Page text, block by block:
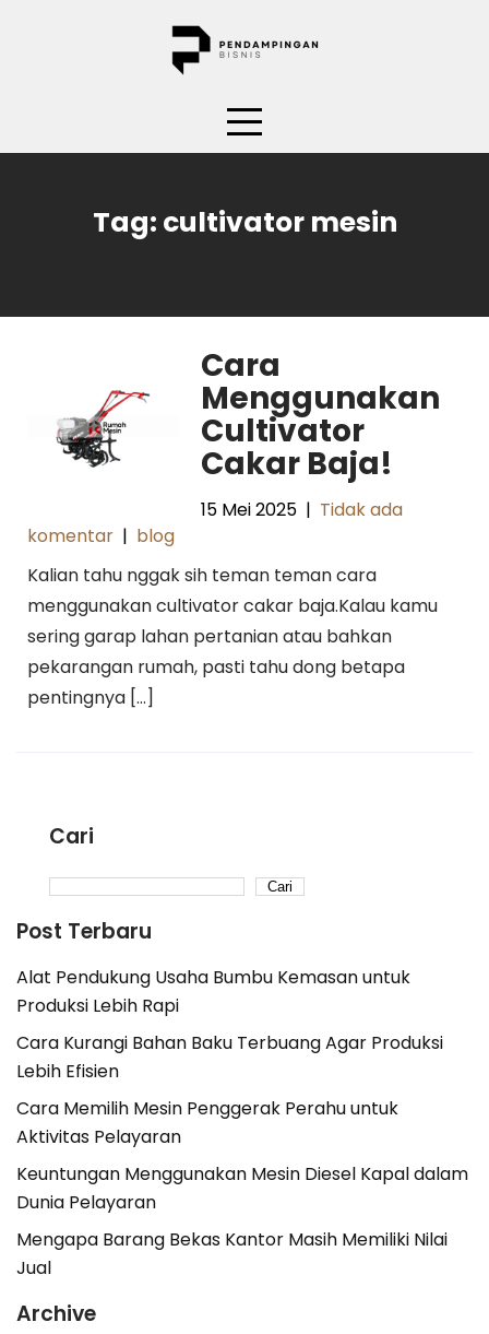
Tag: cultivator mesin
Cara
Menggunakan
Cultivator
Cakar Baja!
15 Mei 2025 | Tidak ada
komentar | blog
Kalian tahu nggak sih teman teman cara
menggunakan cultivator cakar baja.Kalau kamu
sering garap lahan pertanian atau bahkan
pekarangan rumah, pasti tahu dong betapa
pentingnya […]
Cari
Cari
Post Terbaru
Alat Pendukung Usaha Bumbu Kemasan untuk
Produksi Lebih Rapi
Cara Kurangi Bahan Baku Terbuang Agar Produksi
Lebih Efisien
Cara Memilih Mesin Penggerak Perahu untuk
Aktivitas Pelayaran
Keuntungan Menggunakan Mesin Diesel Kapal dalam
Dunia Pelayaran
Mengapa Barang Bekas Kantor Masih Memiliki Nilai
Jual
Archive